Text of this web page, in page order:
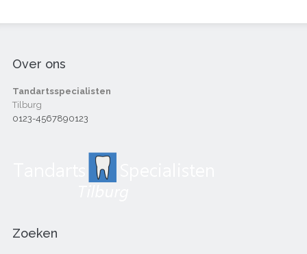
Over ons
Tandartsspecialisten
Tilburg
0123-4567890123
Zoeken